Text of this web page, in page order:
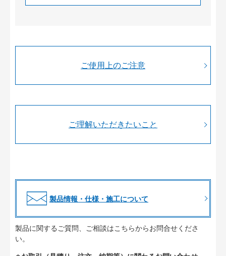
ご使用上のご注意
ご理解いただきたいこと
製品情報・仕様・施工について
製品に関するご質問、ご相談はこちらからお問合せくださ
い。